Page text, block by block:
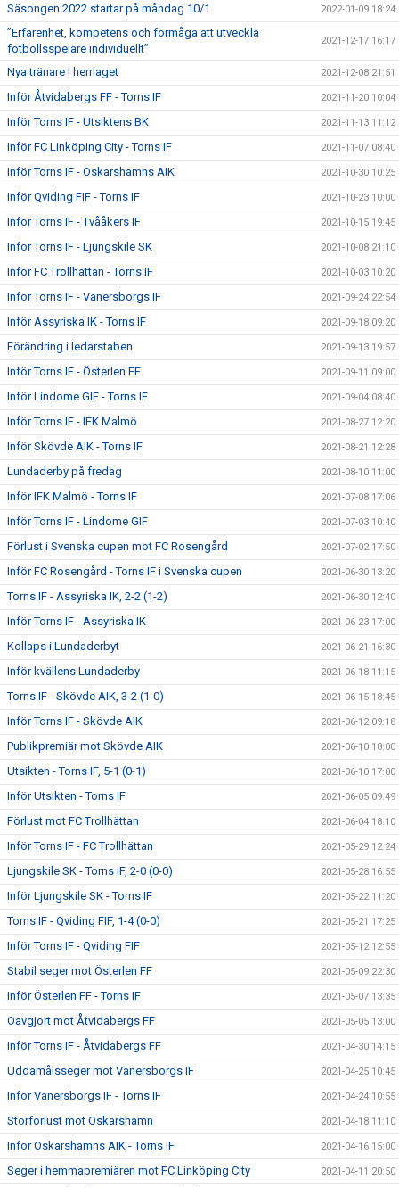
Säsongen 2022 startar på måndag 10/1 2022-01-09 18:24
”Erfarenhet, kompetens och förmåga att utveckla
fotbollsspelare individuellt”
2021-12-17 16:17
Nya tränare i herrlaget 2021-12-08 21:51
Inför Åtvidabergs FF - Torns IF 2021-11-20 10:04
Inför Torns IF - Utsiktens BK 2021-11-13 11:12
Inför FC Linköping City - Torns IF 2021-11-07 08:40
Inför Torns IF - Oskarshamns AIK 2021-10-30 10:25
Inför Qviding FIF - Torns IF 2021-10-23 10:00
Inför Torns IF - Tvååkers IF 2021-10-15 19:45
Inför Torns IF - Ljungskile SK 2021-10-08 21:10
Inför FC Trollhättan - Torns IF 2021-10-03 10:20
Inför Torns IF - Vänersborgs IF 2021-09-24 22:54
Inför Assyriska IK - Torns IF 2021-09-18 09:20
Förändring i ledarstaben 2021-09-13 19:57
Inför Torns IF - Österlen FF 2021-09-11 09:00
Inför Lindome GIF - Torns IF 2021-09-04 08:40
Inför Torns IF - IFK Malmö 2021-08-27 12:20
Inför Skövde AIK - Torns IF 2021-08-21 12:28
Lundaderby på fredag 2021-08-10 11:00
Inför IFK Malmö - Torns IF 2021-07-08 17:06
Inför Torns IF - Lindome GIF 2021-07-03 10:40
Förlust i Svenska cupen mot FC Rosengård 2021-07-02 17:50
Inför FC Rosengård - Torns IF i Svenska cupen 2021-06-30 13:20
Torns IF - Assyriska IK, 2-2 (1-2) 2021-06-30 12:40
Inför Torns IF - Assyriska IK 2021-06-23 17:00
Kollaps i Lundaderbyt 2021-06-21 16:30
Inför kvällens Lundaderby 2021-06-18 11:15
Torns IF - Skövde AIK, 3-2 (1-0) 2021-06-15 18:45
Inför Torns IF - Skövde AIK 2021-06-12 09:18
Publikpremiär mot Skövde AIK 2021-06-10 18:00
Utsikten - Torns IF, 5-1 (0-1) 2021-06-10 17:00
Inför Utsikten - Torns IF 2021-06-05 09:49
Förlust mot FC Trollhättan 2021-06-04 18:10
Inför Torns IF - FC Trollhättan 2021-05-29 12:24
Ljungskile SK - Torns IF, 2-0 (0-0) 2021-05-28 16:55
Inför Ljungskile SK - Torns IF 2021-05-22 11:20
Torns IF - Qviding FIF, 1-4 (0-0) 2021-05-21 17:25
Inför Torns IF - Qviding FIF 2021-05-12 12:55
Stabil seger mot Österlen FF 2021-05-09 22:30
Inför Österlen FF - Torns IF 2021-05-07 13:35
Oavgjort mot Åtvidabergs FF 2021-05-05 13:00
Inför Torns IF - Åtvidabergs FF 2021-04-30 14:15
Uddamålsseger mot Vänersborgs IF 2021-04-25 10:45
Inför Vänersborgs IF - Torns IF 2021-04-24 10:55
Storförlust mot Oskarshamn 2021-04-18 11:10
Inför Oskarshamns AIK - Torns IF 2021-04-16 15:00
Seger i hemmapremiären mot FC Linköping City 2021-04-11 20:50